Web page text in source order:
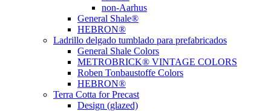
non-Aarhus
General Shale®
HEBRON®
Ladrillo delgado tumblado para prefabricados
General Shale Colors
METROBRICK® VINTAGE COLORS
Roben Tonbaustoffe Colors
HEBRON®
Terra Cotta for Precast
Design (glazed)